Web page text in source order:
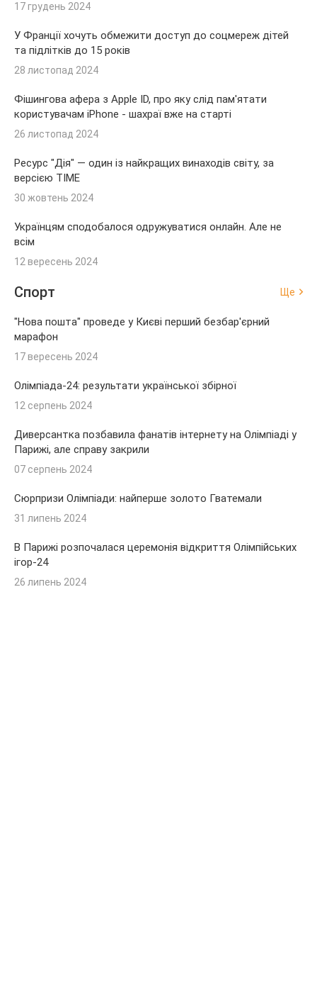
17 грудень 2024
У Франції хочуть обмежити доступ до соцмереж дітей
та підлітків до 15 років
28 листопад 2024
Фішингова афера з Apple ID, про яку слід пам'ятати
користувачам iPhone - шахраї вже на старті
26 листопад 2024
Ресурс "Дія" — один із найкращих винаходів світу, за
версією TIME
30 жовтень 2024
Українцям сподобалося одружуватися онлайн. Але не
всім
12 вересень 2024
Спорт Ще
"Нова пошта" проведе у Києві перший безбар'єрний
марафон
17 вересень 2024
Олімпіада-24: результати української збірної
12 серпень 2024
Диверсантка позбавила фанатів інтернету на Олімпіаді у
Парижі, але справу закрили
07 серпень 2024
Сюрпризи Олімпіади: найперше золото Гватемали
31 липень 2024
В Парижі розпочалася церемонія відкриття Олімпійських
ігор-24
26 липень 2024